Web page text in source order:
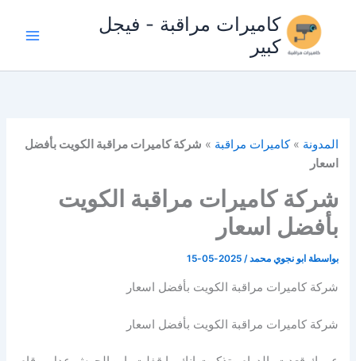
المحتوى
كاميرات مراقبة - فيجل
كبير
المدونة »كاميرات مراقبة » شركة كاميرات مراقبة الكويت بأفضل
اسعار
شركة كاميرات مراقبة الكويت
بأفضل اسعار
بواسطة ابو نجوي محمد/
2025-05-15
شركة كاميرات مراقبة الكويت بأفضل اسعار
شركة كاميرات مراقبة الكويت بأفضل اسعار